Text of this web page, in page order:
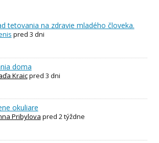
tetovania na zdravie mladého človeka.
pred 3 dni
doma
Kraicpred 3 dni
okuliare
Pribylova pred 2 týždne